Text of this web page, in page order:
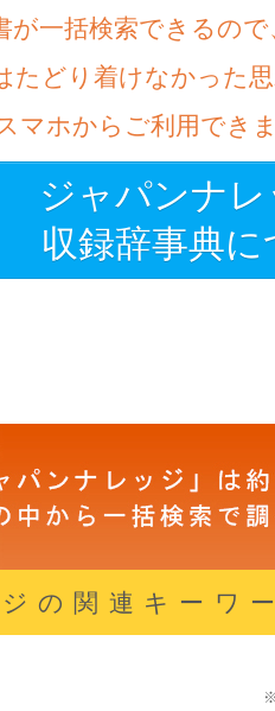
が一括検索できるの
どり着けなかった思
マホからご利用できま
ジャパンナ
収録辞事典
の関連キーワ